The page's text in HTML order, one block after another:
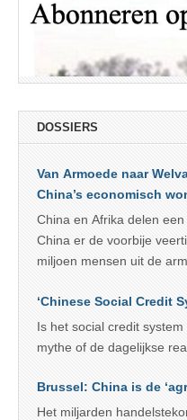
DOSSIERS
Van Armoede naar
China’s economisch
China en Afrika delen
China er de voorbije
miljoen mensen uit de
‘Chinese Social Credit
Is het social credit
mythe of de dagelijkse
Brussel: China is de
Het miljarden